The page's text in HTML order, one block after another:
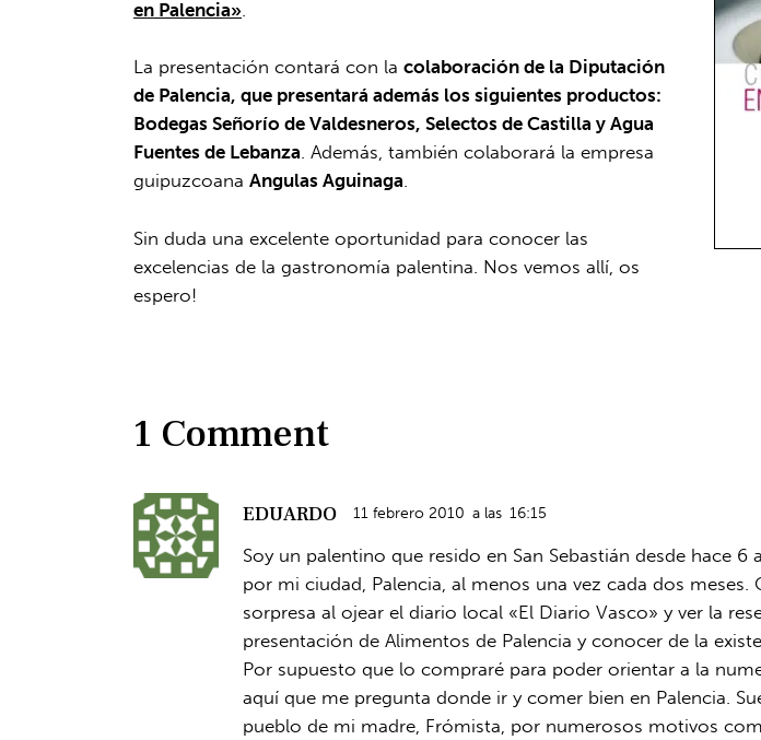
en Palencia»
La presentación contará con la colaboración de la Diputación
de Palencia, que presentará además los siguientes productos:
Bodegas Señorío de Valdesneros, Selectos de Castilla y Agua
Fuentes de Lebanza. Además, también colaborará la empresa
guipuzcoana Angulas Aguinaga.
Sin duda una excelente oportunidad para conocer las
excelencias de la gastronomía palentina. Nos vemos allí, os
espero!
1 Comment
EDUARDO 11 febrero 2010 a las 16:15
Soy un palentino que resido en San Sebastián desde hace 6
por mi ciudad, Palencia, al menos una vez cada dos meses.
sorpresa al ojear el diario local «El Diario Vasco» y ver la
presentación de Alimentos de Palencia y conocer de la
Por supuesto que lo compraré para poder orientar a la
aquí que me pregunta donde ir y comer bien en Palencia.
pueblo de mi madre, Frómista, por numerosos motivos